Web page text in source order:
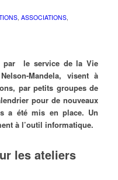
, ASSOCIATIONS,
par le service de la Vie
Mandela, visent à
par petits groupes de
pour de nouveaux
a été mis en place. Un
à l’outil informatique.
les ateliers